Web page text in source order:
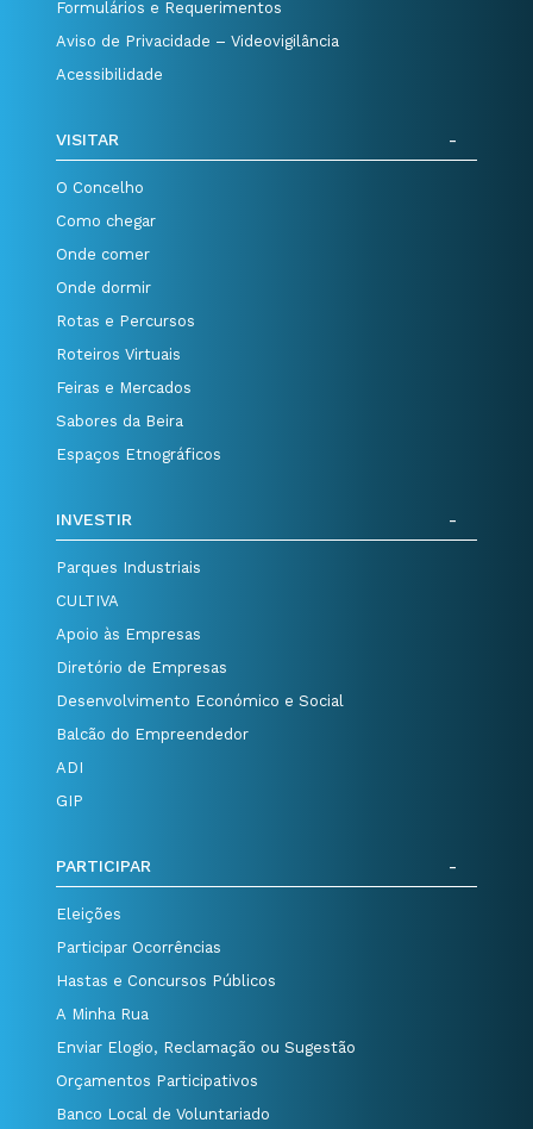
Formulários e Requerimentos
Aviso de Privacidade – Videovigilância
Acessibilidade
VISITAR
O Concelho
Como chegar
Onde comer
Onde dormir
Rotas e Percursos
Roteiros Virtuais
Feiras e Mercados
Sabores da Beira
Espaços Etnográficos
INVESTIR
Parques Industriais
CULTIVA
Apoio às Empresas
Diretório de Empresas
Desenvolvimento Económico e Social
Balcão do Empreendedor
ADI
GIP
PARTICIPAR
Eleições
Participar Ocorrências
Hastas e Concursos Públicos
A Minha Rua
Enviar Elogio, Reclamação ou Sugestão
Orçamentos Participativos
Banco Local de Voluntariado